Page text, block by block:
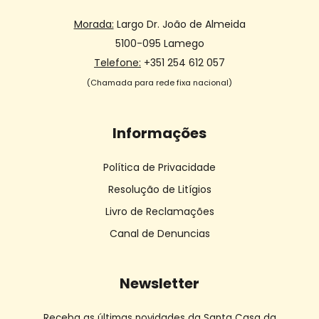
Morada: Largo Dr. João de Almeida
5100-095 Lamego
Telefone: +351 254 612 057
(Chamada para rede fixa nacional)
Informações
Política de Privacidade
Resolução de Litígios
Livro de Reclamações
Canal de Denuncias
Newsletter